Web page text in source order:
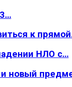
к
НЛО с…
и новый